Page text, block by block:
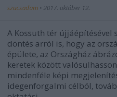
szucsadam • 2017. október 12.
A Kossuth tér
döntés arról is, hogy az
épülete, az Országház
keretek között
mindenféle képi
idegenforgalmi célból,